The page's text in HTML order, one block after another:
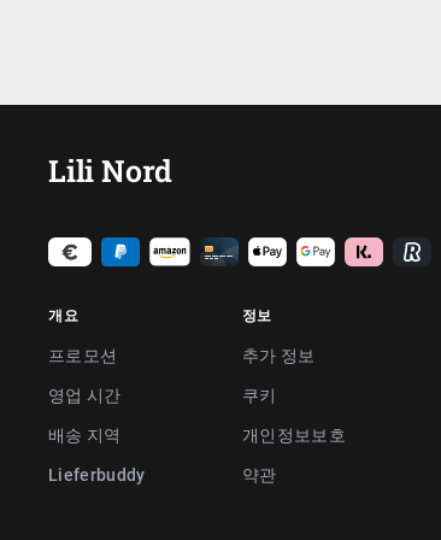
Lili Nord
개요
프로모션
영업 시간
배송 지역
Lieferbuddy
정보
추가 정보
쿠키
개인정보보호
약관